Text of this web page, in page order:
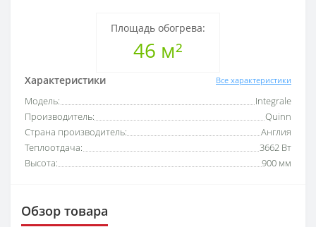
Площадь обогрева:
46 м²
Характеристики Все характеристики
Модель:
Integrale
Производитель:
Quinn
Страна производитель:
Англия
Теплоотдача:
3662 Вт
Высота:
900 мм
Обзор товара